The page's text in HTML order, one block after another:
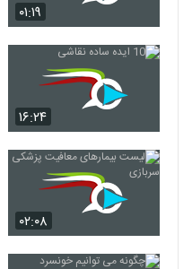
۰۱:۱۹
۱۶:۲۴
۰۲:۰۸